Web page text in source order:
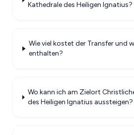
Kathedrale des Heiligen Ignatius?
Wie viel kostet der Transfer und
enthalten?
Wo kann ich am Zielort
des Heiligen Ignatius aussteigen?